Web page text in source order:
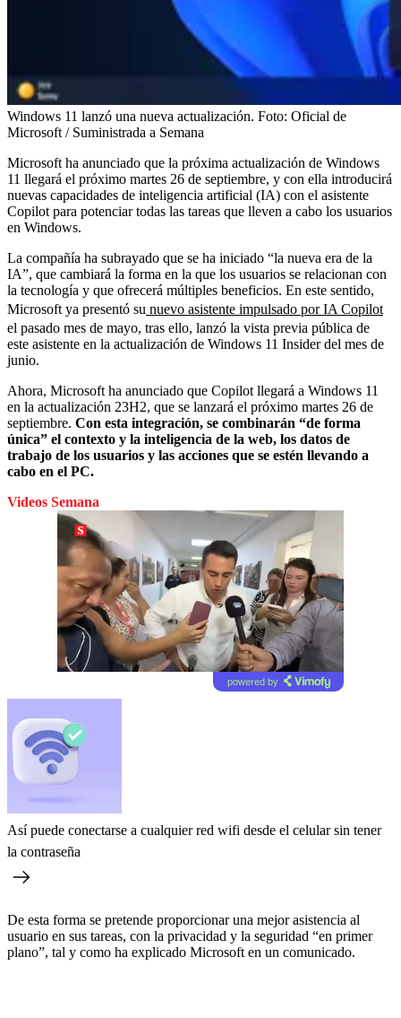
Windows 11 lanzó una nueva actualización. Foto: Oficial de
Microsoft / Suministrada a Semana
Microsoft ha anunciado que la próxima actualización de Windows
11 llegará el próximo martes 26 de septiembre, y con ella introducirá
nuevas capacidades de inteligencia artificial (IA) con el asistente
Copilot para potenciar todas las tareas que lleven a cabo los usuarios
en Windows.
La compañía ha subrayado que se ha iniciado “la nueva era de la
IA”, que cambiará la forma en la que los usuarios se relacionan con
la tecnología y que ofrecerá múltiples beneficios. En este sentido,
Microsoft ya presentó su nuevo asistente impulsado por IA Copilot
el pasado mes de mayo, tras ello, lanzó la vista previa pública de
este asistente en la actualización de Windows 11 Insider del mes de
junio.
Ahora, Microsoft ha anunciado que Copilot llegará a Windows 11
en la actualización 23H2, que se lanzará el próximo martes 26 de
septiembre. Con esta integración, se combinarán “de forma
única” el contexto y la inteligencia de la web, los datos de
trabajo de los usuarios y las acciones que se estén llevando a
cabo en el PC.
Videos Semana
powered by
Así puede conectarse a cualquier red wifi desde el celular sin tener
la contraseña
De esta forma se pretende proporcionar una mejor asistencia al
usuario en sus tareas, con la privacidad y la seguridad “en primer
plano”, tal y como ha explicado Microsoft en un comunicado.